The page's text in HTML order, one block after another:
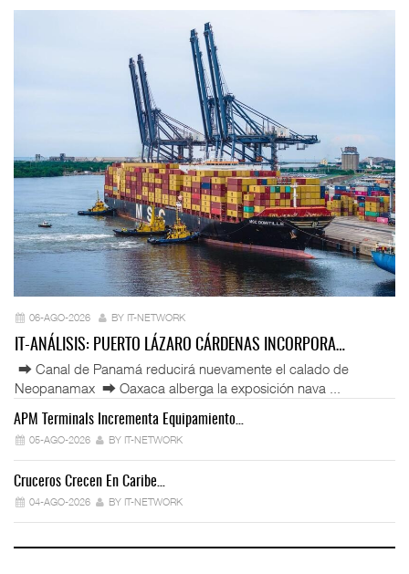
06-AGO-2026 BY IT-NETWORK
IT-ANÁLISIS: PUERTO LÁZARO CÁRDENAS INCORPORA…
⮕ Canal de Panamá reducirá nuevamente el calado de
Neopanamax ⮕ Oaxaca alberga la exposición nava ...
APM Terminals Incrementa Equipamiento…
05-AGO-2026 BY IT-NETWORK
Cruceros Crecen En Caribe…
04-AGO-2026 BY IT-NETWORK